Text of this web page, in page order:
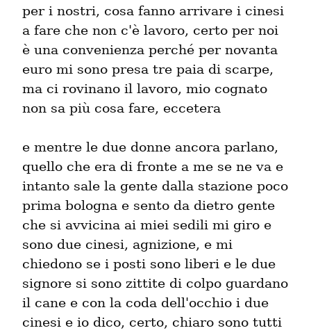
per i nostri, cosa fanno arrivare i cinesi
a fare che non c'è lavoro, certo per noi
è una convenienza perché per novanta
euro mi sono presa tre paia di scarpe,
ma ci rovinano il lavoro, mio cognato
non sa più cosa fare, eccetera
e mentre le due donne ancora parlano,
quello che era di fronte a me se ne va e
intanto sale la gente dalla stazione poco
prima bologna e sento da dietro gente
che si avvicina ai miei sedili mi giro e
sono due cinesi, agnizione, e mi
chiedono se i posti sono liberi e le due
signore si sono zittite di colpo guardano
il cane e con la coda dell'occhio i due
cinesi e io dico, certo, chiaro sono tutti